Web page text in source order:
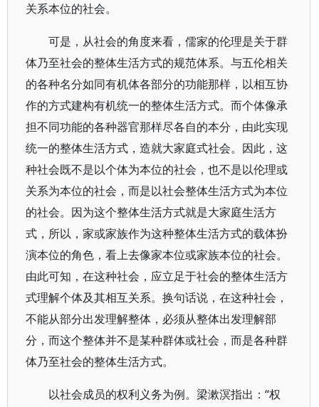
关系本位的社会。
可是，从社会的角度来看，儒家的伦理是关于群
体乃至社会的整体生活方式的规范体系。与五伦相关
的各种名分如同有机体各部分的功能那样，以相互协
作的方式建构有机统一的整体生活方式。而个体像承
担不同功能的各种器官那样尽各自的本分，由此实现
统一的整体生活方式，造就大家庭式社会。因此，这
种社会既不是以个体为本位的社会，也不是以伦理或
关系为本位的社会，而是以社会整体生活方式为本位
的社会。因为这个整体生活方式就是大家庭生活方
式，所以，家或家族作为这种整体生活方式的载体扮
演本位的角色，看上去像家本位或家族本位的社会。
由此可知，在这种社会，应立足于社会的整体生活方
式理解个体及其相互关系。换句话说，在这种社会，
不能从部分出发理解整体，必须从整体出发理解部
分，而这个整体并不是某种群体或社会，而是各种群
体乃至社会的整体生活方式。
以社会成员的权利义务为例。梁漱溟指出：“权